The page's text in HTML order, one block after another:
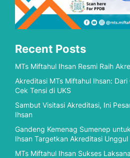
Recent Posts
MTs Miftahul Ihsan Resmi Raih
Akreditasi MTs Miftahul Ihsan:
Cek Tensi di UKS
Sambut Visitasi Akreditasi, Ini
Ihsan
Gandeng Kemenag Sumenep
Ihsan Targetkan Akreditasi Unggul
MTs Miftahul Ihsan Sukses